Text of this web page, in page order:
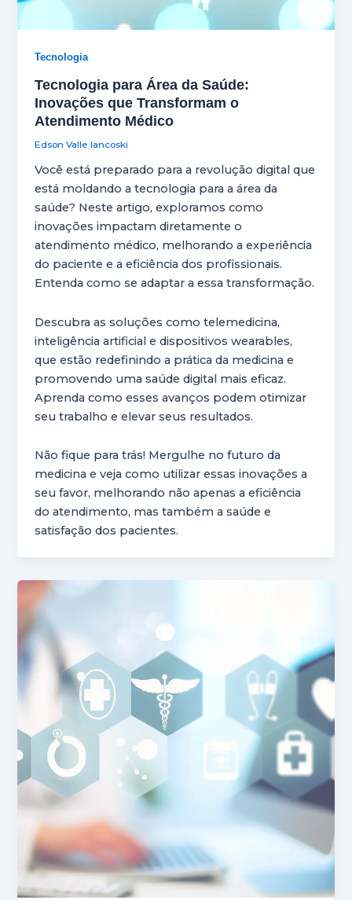
Tecnologia
Tecnologia para Área da Saúde:
Inovações que Transformam o
Atendimento Médico
Edson Valle Iancoski
Você está preparado para a revolução digital que
está moldando a tecnologia para a área da
saúde? Neste artigo, exploramos como
inovações impactam diretamente o
atendimento médico, melhorando a experiência
do paciente e a eficiência dos profissionais.
Entenda como se adaptar a essa transformação.
Descubra as soluções como telemedicina,
inteligência artificial e dispositivos wearables,
que estão redefinindo a prática da medicina e
promovendo uma saúde digital mais eficaz.
Aprenda como esses avanços podem otimizar
seu trabalho e elevar seus resultados.
Não fique para trás! Mergulhe no futuro da
medicina e veja como utilizar essas inovações a
seu favor, melhorando não apenas a eficiência
do atendimento, mas também a saúde e
satisfação dos pacientes.